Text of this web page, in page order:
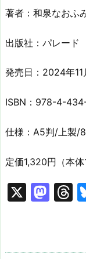
著者：和泉なおふ
出版社：パレード
発売日：2024年11
ISBN：978-4-
仕様：A5判/上製/
定価1,320円（本体
X
M
o
T
a